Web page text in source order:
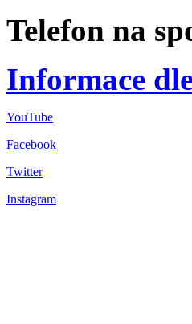
Telefon na
Informace
YouTube
Facebook
Twitter
Instagram